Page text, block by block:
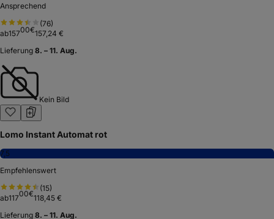
Ansprechend
(76)
ab15700€157,24 €
Lieferung 8. – 11. Aug.
Kein Bild
Lomo Instant Automat rot
7,5
Empfehlenswert
(15)
ab11700€118,45 €
Lieferung 8. – 11. Aug.